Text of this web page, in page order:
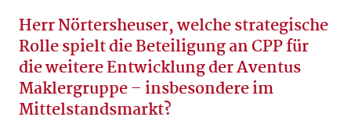
Herr Nörtersheuser, welche strategische
Rolle spielt die Beteiligung an CPP für
die weitere Entwicklung der Aventus
Maklergruppe – insbesondere im
Mittelstandsmarkt?